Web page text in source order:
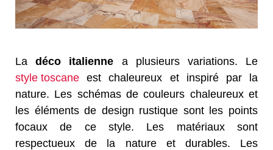
Ladéco italienne a plusieurs variations. Le
style toscane est chaleureux et inspiré par la
nature. Les schémas de couleurs chaleureux et
les éléments de design rustique sont les points
focaux de ce style. Les matériaux sont
respectueux de la nature et durables. Les